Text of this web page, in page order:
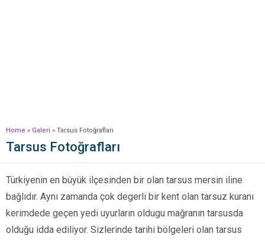
Home » Galeri » Tarsus Fotoğrafları
Tarsus Fotoğrafları
Türkiyenin en büyük ilçesinden bir olan tarsus mersin iline
bağlıdır. Aynı zamanda çok degerli bir kent olan tarsuz kuranı
kerimdede geçen yedi uyurların oldugu mağranın tarsusda
olduğu idda ediliyor. Sizlerinde tarihi bölgeleri olan tarsus